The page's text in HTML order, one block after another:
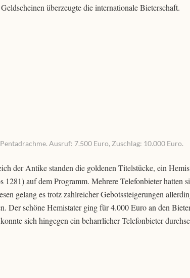
überzeugte die internationale Bieterschaft.
Ausruf: 7.500 Euro, Zuschlag: 10.000 Euro.
der Antike standen die goldenen Titelstücke, ein
auf dem Programm. Mehrere Telefonbieter hatten
gelang es trotz zahlreicher Gebotssteigerungen
Der schöne Hemistater ging für 4.000 Euro an den
sich hingegen ein beharrlicher Telefonbieter